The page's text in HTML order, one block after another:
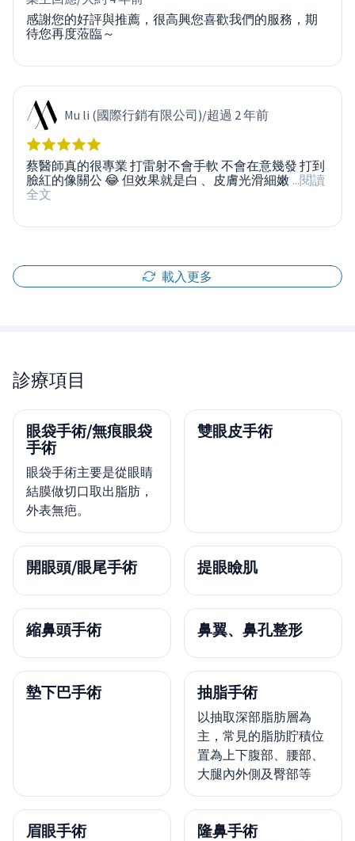
感謝您的好評與推薦，很高興您喜歡我們的服務，期
待您再度蒞臨～
Mu li (國際行銷有限公司)/超過 2 年前
蔡醫師真的很專業 打雷射不會手軟 不會在意幾發 打到
臉紅的像關公 😂 但效果就是白 、皮膚光滑細嫩 ...閱讀
全文
載入更多
診療項目
眼袋手術/無痕眼袋
手術
眼袋手術主要是從眼睛
結膜做切口取出脂肪，
外表無疤。
雙眼皮手術
開眼頭/眼尾手術 提眼瞼肌
縮鼻頭手術 鼻翼、鼻孔整形
墊下巴手術 抽脂手術
以抽取深部脂肪層為
主，常見的脂肪貯積位
置為上下腹部、腰部、
大腿內外側及臀部等
眉眼手術 隆鼻手術